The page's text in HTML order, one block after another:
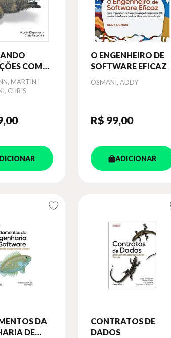
COM
DE
MARTIN |
CHRIS
,00
O ENGENHEIRO DE
SOFTWARE EFICAZ
Autor
OSMANI, ADDY
R$ 99,00
ADICIONAR
DA
DE
CONTRATOS DE
DADOS